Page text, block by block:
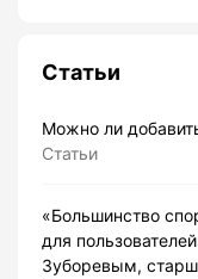
Статьи
Можно ли
Статьи
«Большинство
для
Зуборевым,